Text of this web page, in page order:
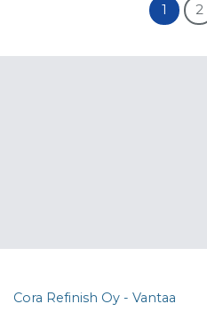
1 2
Cora Refinish Oy - Vantaa